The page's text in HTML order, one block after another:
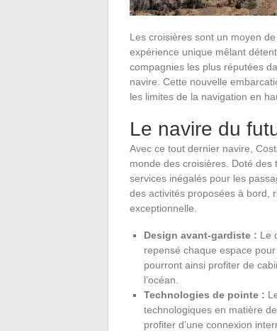
Les croisières sont un moyen
expérience unique mêlant
compagnies les plus réputées
navire. Cette nouvelle
les limites de la navigation en
Le navire du
Avec ce tout dernier navire,
monde des croisières. Doté
services inégalés pour les
des activités proposées à bord,
exceptionnelle.
Design avant-gardiste : Le
repensé chaque espace
pourront ainsi profiter de
l’océan.
Technologies de pointe :
technologiques en matière
profiter d’une connexion